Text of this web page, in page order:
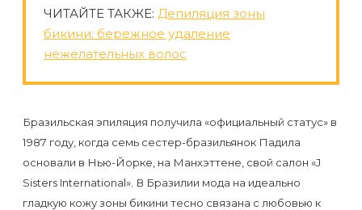
дизайн
Оборудование
Контакты
Блог
Карта
сайта
сахаром
в
Сфинксе
и
Формула-1
ЧИТАЙТЕ ТАКЖЕ: Депиляция зоны
бикини: бережное удаление
нежелательных волос
Бразильская эпиляция получила «официальный статус» в
1987 году, когда семь сестер-бразильянок Падила
основали в Нью-Йорке, на Манхэттене, свой салон «J
Sisters International». В Бразилии мода на идеально
гладкую кожу зоны бикини тесно связана с любовью к